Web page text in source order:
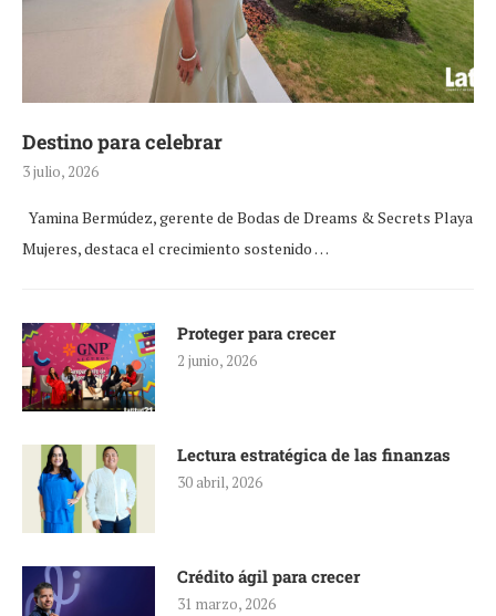
Destino para celebrar
3 julio, 2026
Yamina Bermúdez, gerente de Bodas de Dreams & Secrets Playa
Mujeres, destaca el crecimiento sostenido …
Proteger para crecer
2 junio, 2026
Lectura estratégica de las finanzas
30 abril, 2026
Crédito ágil para crecer
31 marzo, 2026